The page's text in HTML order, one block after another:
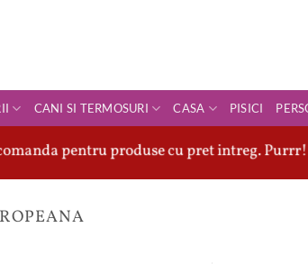
CANI SI TERMOSURI CASA PISICI
pentru produse cu pret intreg. Purrr!